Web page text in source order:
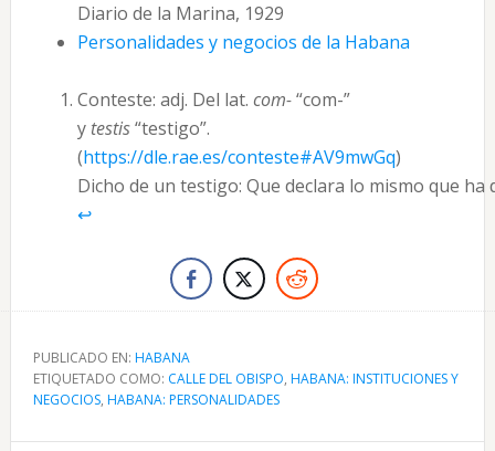
Diario de la Marina, 1929
Personalidades y negocios de la Habana
Conteste: adj. Del lat. com-“com-”
y testis“testigo”.
(https://dle.rae.es/conteste#AV9mwGq)
Dicho de un testigo: Que declara lo mismo que
↩︎
PUBLICADO EN: HABANA
ETIQUETADO COMO: CALLE DEL OBISPO, HABANA: INSTITUCIONES Y
NEGOCIOS, HABANA: PERSONALIDADES